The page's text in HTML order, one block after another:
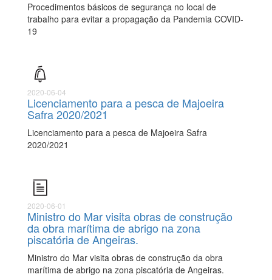
Procedimentos básicos de segurança no local de
trabalho para evitar a propagação da Pandemia COVID-
19
2020-06-04
Licenciamento para a pesca de Majoeira
Safra 2020/2021
Licenciamento para a pesca de Majoeira Safra
2020/2021
2020-06-01
Ministro do Mar visita obras de construção
da obra marítima de abrigo na zona
piscatória de Angeiras.
Ministro do Mar visita obras de construção da obra
marítima de abrigo na zona piscatória de Angeiras.